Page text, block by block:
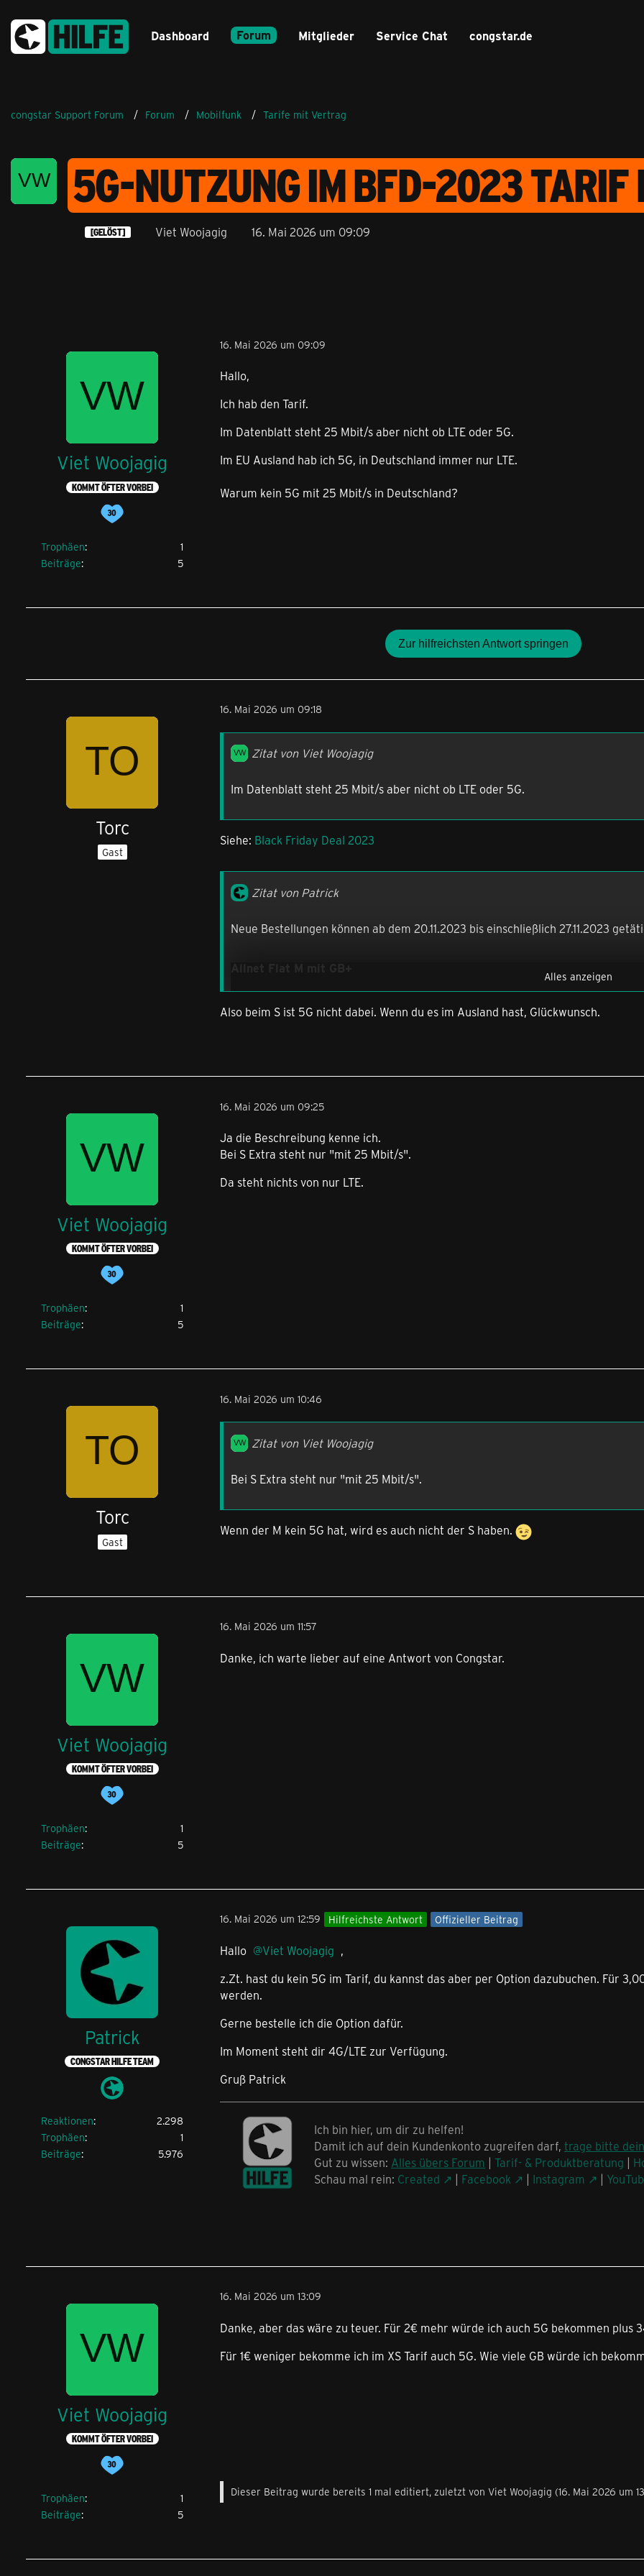
Dashboard Forum Mitglieder Service Chat congstar.de
congstar Support Forum Forum Mobilfunk Tarife mit Vertrag
5G-NUTZUNG IM BFD-2023 TARIF
[GELÖST] Viet Woojagig 16. Mai 2026 um 09:09
Viet Woojagig
KOMMT ÖFTER VORBEI
Trophäen
1
Beiträge
5
16. Mai 2026 um 09:09
Hallo,
Ich hab den Tarif.
Im Datenblatt steht 25 Mbit/s aber nicht ob LTE oder 5G.
Im EU Ausland hab ich 5G, in Deutschland immer nur LTE.
Warum kein 5G mit 25 Mbit/s in Deutschland?
Zur hilfreichsten Antwort springen
Torc
Gast
16. Mai 2026 um 09:18
Zitat von Viet Woojagig
Im Datenblatt steht 25 Mbit/s aber nicht ob LTE oder 5G.
Siehe: Black Friday Deal 2023
Zitat von Patrick
Neue Bestellungen können ab dem 20.11.2023 bis einschließlich 27.11.2023
44 GB statt 10 GB inkl. LTE 50
15 GB statt 8 GB mit 25 Mbit/s
buchbar mit und ohne Laufzeit
15,00 € statt 17,00 € monatlich
Alles anzeigen
Also beim S ist 5G nicht dabei. Wenn du es im Ausland hast, Glückwunsch.
Viet Woojagig
KOMMT ÖFTER VORBEI
Trophäen
1
Beiträge
5
16. Mai 2026 um 09:25
Ja die Beschreibung kenne ich.
Bei S Extra steht nur "mit 25 Mbit/s".
Da steht nichts von nur LTE.
Torc
Gast
16. Mai 2026 um 10:46
Zitat von Viet Woojagig
Bei S Extra steht nur "mit 25 Mbit/s".
Wenn der M kein 5G hat, wird es auch nicht der S haben.
Viet Woojagig
KOMMT ÖFTER VORBEI
Trophäen
1
Beiträge
5
16. Mai 2026 um 11:57
Danke, ich warte lieber auf eine Antwort von Congstar.
Patrick
CONGSTAR HILFE TEAM
Reaktionen
2.298
Trophäen
1
Beiträge
5.976
16. Mai 2026 um 12:59 Hilfreichste Antwort Offizieller Beitrag
Hallo Viet Woojagig ,
z.Zt. hast du kein 5G im Tarif, du kannst das aber per Option dazubuchen. Für
werden.
Gerne bestelle ich die Option dafür.
Im Moment steht dir 4G/LTE zur Verfügung.
Gruß Patrick
Ich bin hier, um dir zu helfen!
Damit ich auf dein Kundenkonto zugreifen darf, trage bitte
Gut zu wissen: Alles übers Forum | Tarif- & Produktberatung |
Schau mal rein: Created | Facebook | Instagram |
Viet Woojagig
KOMMT ÖFTER VORBEI
Trophäen
1
Beiträge
5
16. Mai 2026 um 13:09
Danke, aber das wäre zu teuer. Für 2€ mehr würde ich auch 5G bekommen plus
Für 1€ weniger bekomme ich im XS Tarif auch 5G. Wie viele GB würde ich
Dieser Beitrag wurde bereits 1 mal editiert, zuletzt von Viet Woojagig (16. Mai 2026 um